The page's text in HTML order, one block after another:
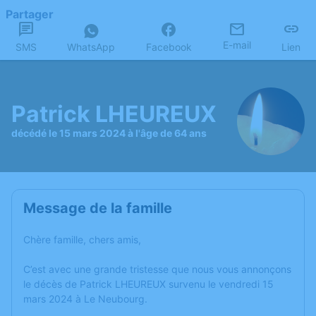
Partager
SMS WhatsApp Facebook E-mail Lien
Patrick LHEUREUX
décédé le 15 mars 2024 à l'âge de 64 ans
Message de la famille
Chère famille, chers amis,
C’est avec une grande tristesse que nous vous annonçons
le décès de Patrick LHEUREUX survenu le vendredi 15
mars 2024 à Le Neubourg.